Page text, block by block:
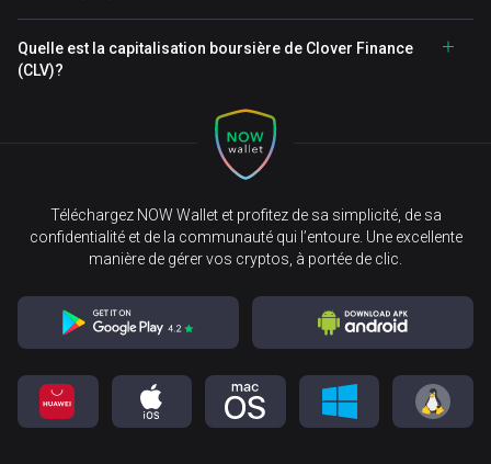
Quelle est la capitalisation boursière de Clover Finance
(CLV)?
Téléchargez NOW Wallet et profitez de sa simplicité, de sa
confidentialité et de la communauté qui l’entoure. Une excellente
manière de gérer vos cryptos, à portée de clic.